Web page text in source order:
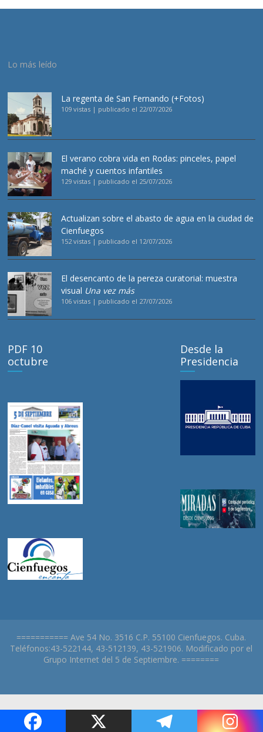
Lo más leído
La regenta de San Fernando (+Fotos)
109 vistas | publicado el 22/07/2026
El verano cobra vida en Rodas: pinceles, papel
maché y cuentos infantiles
129 vistas | publicado el 25/07/2026
Actualizan sobre el abasto de agua en la ciudad de
Cienfuegos
152 vistas | publicado el 12/07/2026
El desencanto de la pereza curatorial: muestra
visual Una vez más
106 vistas | publicado el 27/07/2026
PDF 10
octubre
Desde la
Presidencia
=========== Ave 54 No. 3516 C.P. 55100 Cienfuegos. Cuba.
Teléfonos:43-522144, 43-512139, 43-521906. Modificado por el
Grupo Internet del 5 de Septiembre. ========